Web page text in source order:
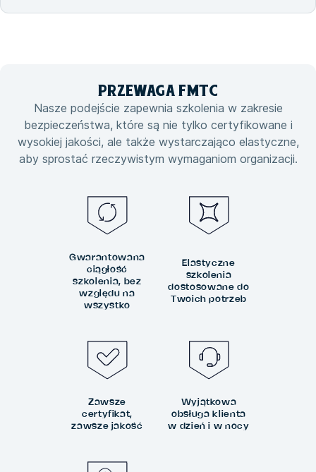
PRZEWAGA FMTC
Nasze podejście zapewnia szkolenia w zakresie
bezpieczeństwa, które są nie tylko certyfikowane i
wysokiej jakości, ale także wystarczająco elastyczne,
aby sprostać rzeczywistym wymaganiom organizacji.
Gwarantowana
ciągłość
szkolenia, bez
względu na
wszystko
Elastyczne
szkolenia
dostosowane do
Twoich potrzeb
Zawsze
certyfikat,
zawsze jakość
Wyjątkowa
obsługa klienta
w dzień i w nocy